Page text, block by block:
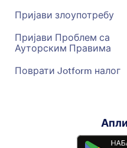
Пријави злоупотребу
Пријави Проблем са
Ауторским Правима
Поврати Jotform налог